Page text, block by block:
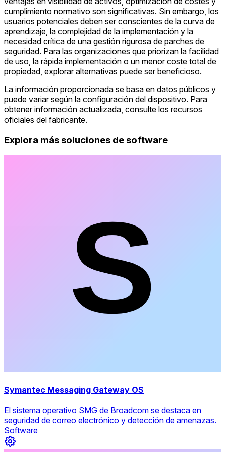
cumplimiento normativo son significativas. Sin embargo, los
usuarios potenciales deben ser conscientes de la curva de
aprendizaje, la complejidad de la implementación y la
necesidad crítica de una gestión rigurosa de parches de
seguridad. Para las organizaciones que priorizan la facilidad
de uso, la rápida implementación o un menor coste total de
propiedad, explorar alternativas puede ser beneficioso.
La información proporcionada se basa en datos públicos y
puede variar según la configuración del dispositivo. Para
obtener información actualizada, consulte los recursos
oficiales del fabricante.
Explora más soluciones de software
Symantec Messaging Gateway OS
El sistema operativo SMG de Broadcom se destaca en
seguridad de correo electrónico y detección de amenazas.
Software